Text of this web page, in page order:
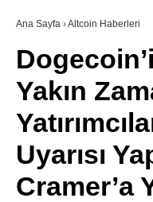
SÖZLÜK
Ana Sayfa ›Altcoin Haberleri
Yakın
Uyarısı
Cramer’a